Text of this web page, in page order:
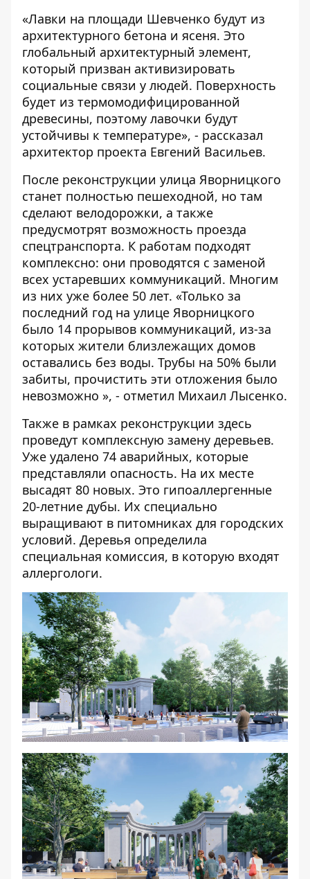
«Лавки на площади Шевченко будут из
архитектурного бетона и ясеня. Это
глобальный архитектурный элемент,
который призван активизировать
социальные связи у людей. Поверхность
будет из термомодифицированной
древесины, поэтому лавочки будут
устойчивы к температуре», - рассказал
архитектор проекта Евгений Васильев.
После реконструкции улица Яворницкого
станет полностью пешеходной, но там
сделают велодорожки, а также
предусмотрят возможность проезда
спецтранспорта. К работам подходят
комплексно: они проводятся с заменой
всех устаревших коммуникаций. Многим
из них уже более 50 лет. «Только за
последний год на улице Яворницкого
было 14 прорывов коммуникаций, из-за
которых жители близлежащих домов
оставались без воды. Трубы на 50% были
забиты, прочистить эти отложения было
невозможно », - отметил Михаил Лысенко.
Также в рамках реконструкции здесь
проведут комплексную замену деревьев.
Уже удалено 74 аварийных, которые
представляли опасность. На их месте
высадят 80 новых. Это гипоаллергенные
20-летние дубы. Их специально
выращивают в питомниках для городских
условий. Деревья определила
специальная комиссия, в которую входят
аллергологи.